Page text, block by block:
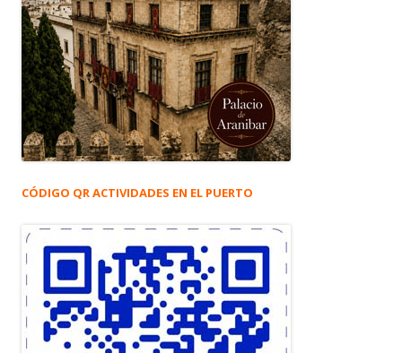
CÓDIGO QR ACTIVIDADES EN EL PUERTO